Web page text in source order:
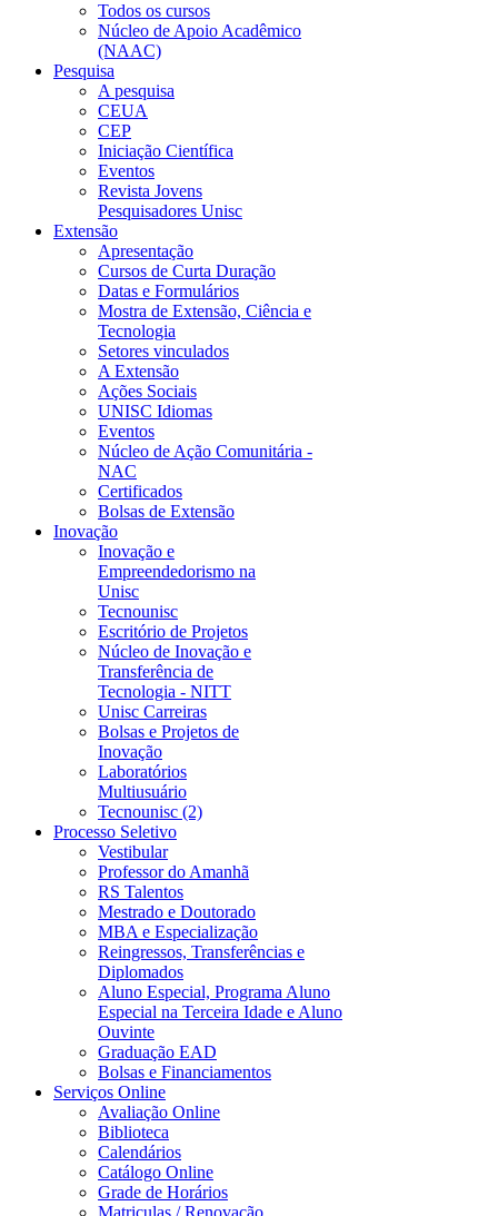
Todos os cursos
Núcleo de Apoio Acadêmico
(NAAC)
Pesquisa
A pesquisa
CEUA
CEP
Iniciação Científica
Eventos
Revista Jovens
Pesquisadores Unisc
Extensão
Apresentação
Cursos de Curta Duração
Datas e Formulários
Mostra de Extensão, Ciência e
Tecnologia
Setores vinculados
A Extensão
Ações Sociais
UNISC Idiomas
Eventos
Núcleo de Ação Comunitária -
NAC
Certificados
Bolsas de Extensão
Inovação
Inovação e
Empreendedorismo na
Unisc
Tecnounisc
Escritório de Projetos
Núcleo de Inovação e
Transferência de
Tecnologia - NITT
Unisc Carreiras
Bolsas e Projetos de
Inovação
Laboratórios
Multiusuário
Tecnounisc (2)
Processo Seletivo
Vestibular
Professor do Amanhã
RS Talentos
Mestrado e Doutorado
MBA e Especialização
Reingressos, Transferências e
Diplomados
Aluno Especial, Programa Aluno
Especial na Terceira Idade e Aluno
Ouvinte
Graduação EAD
Bolsas e Financiamentos
Serviços Online
Avaliação Online
Biblioteca
Calendários
Catálogo Online
Grade de Horários
Matriculas / Renovação